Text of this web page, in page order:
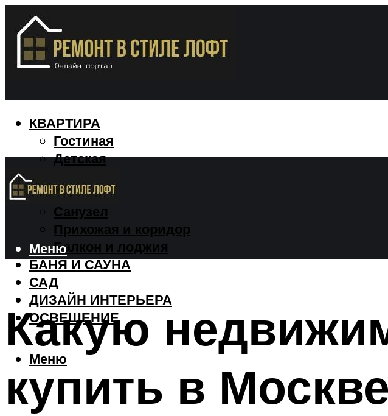
КВАРТИРА
Гостиная
Детская
Спальня
Санузел
Прихожая и коридор
Балкон и лоджия
БАНЯ И САУНА
САД
ДИЗАЙН ИНТЕРЬЕРА
ОСВЕЩЕНИЕ
Меню
Меню
Какую
купить в